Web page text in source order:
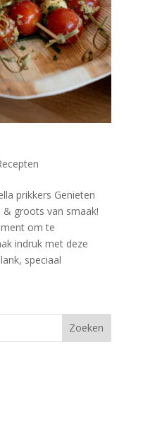
prikkers Genieten
& groots van smaak!
om te
indruk met deze
speciaal
Zoeken